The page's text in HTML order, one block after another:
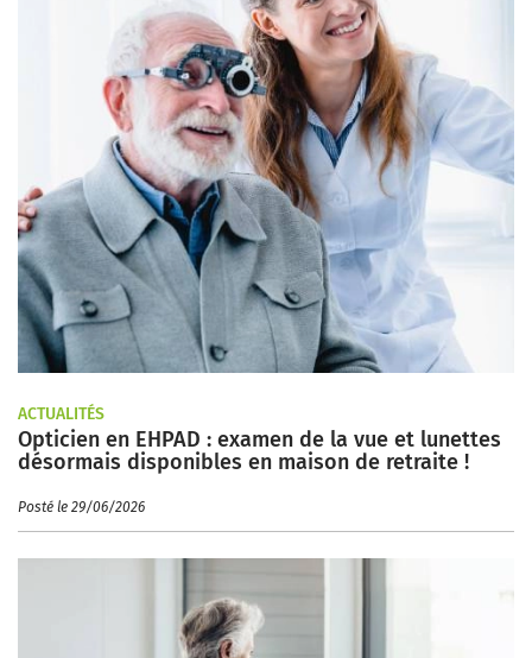
ACTUALITÉS
Opticien en EHPAD : examen de la vue et lunettes
désormais disponibles en maison de retraite !
Posté le 29/06/2026